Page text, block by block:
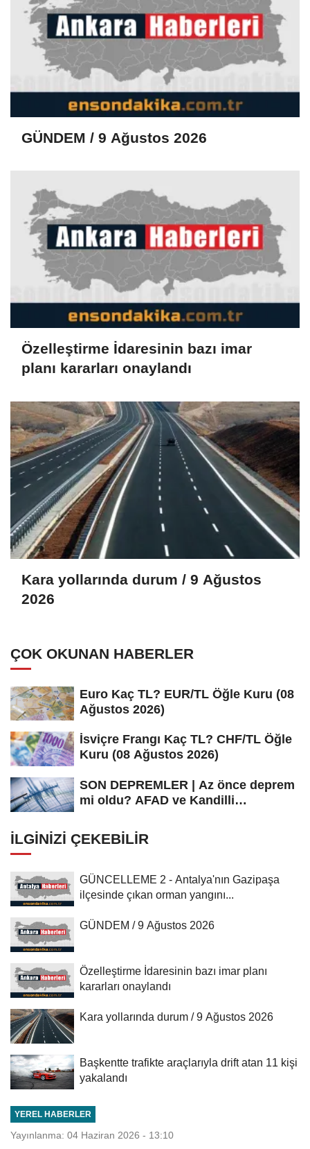
GÜNDEM / 9 Ağustos 2026
Özelleştirme İdaresinin bazı imar
planı kararları onaylandı
Kara yollarında durum / 9 Ağustos
2026
ÇOK OKUNAN HABERLER
Euro Kaç TL? EUR/TL Öğle Kuru (08
Ağustos 2026)
İsviçre Frangı Kaç TL? CHF/TL Öğle
Kuru (08 Ağustos 2026)
SON DEPREMLER | Az önce deprem
mi oldu? AFAD ve Kandilli
İLGINIZI ÇEKEBILIR
GÜNCELLEME 2 - Antalya'nın Gazipaşa
ilçesinde çıkan orman yangını...
GÜNDEM / 9 Ağustos 2026
Özelleştirme İdaresinin bazı imar planı
kararları onaylandı
Kara yollarında durum / 9 Ağustos 2026
Başkentte trafikte araçlarıyla drift atan 11 kişi
yakalandı
YEREL HABERLER
Yayınlanma: 04 Haziran 2026 - 13:10